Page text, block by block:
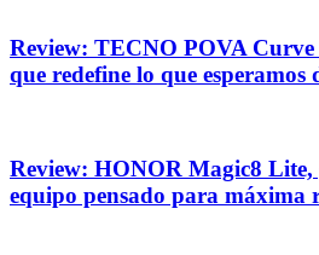
Review: TECNO POVA
que redefine lo que esperamos
Review: HONOR Magic8
equipo pensado para máxima